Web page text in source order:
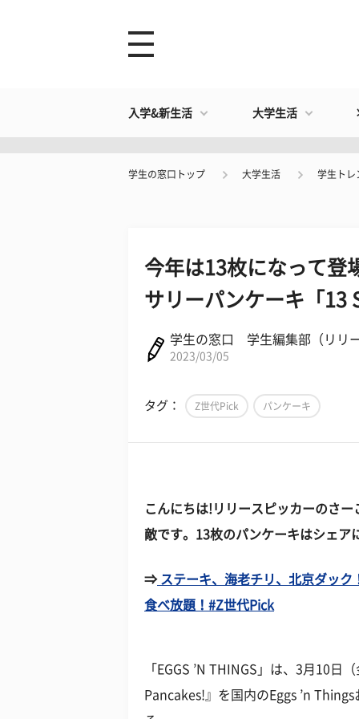
入学&新生活 大学生活
学生の窓口トップ 大学生活 学生トレ
今年は13枚になって登
サリーパンケーキ「13
学生の窓口 学生編集部（リリ
2023/03/05
タグ： Z世代Pick パンケーキ
こんにちは!リリースピッカーのさ
敵です。13枚のパンケーキはシェア
⇒ステーキ、海老チリ、北京ダック
食べ放題！#Z世代Pick
「EGGS ’N THINGS」は、3月10日
Pancakes!』を国内のEggs ’n